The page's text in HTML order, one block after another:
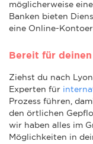
möglicherweise
Banken bieten
eine Online-
Bereit für deinen
Ziehst du nach
Experten für
Prozess führen,
den örtlichen
wir haben alles im
Möglichkeiten in